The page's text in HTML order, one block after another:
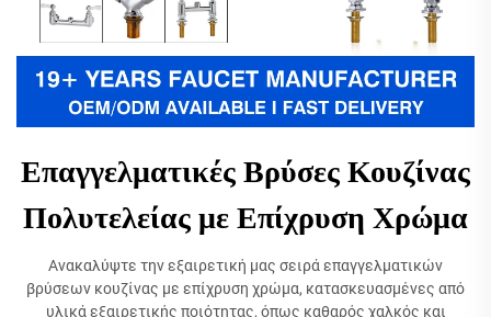
Επαγγελματικές Βρύσες Κουζίνας
Πολυτελείας με Επίχρυση Χρώμα
Ανακαλύψτε την εξαιρετική μας σειρά επαγγελματικών
βρύσεων κουζίνας με επίχρυση χρώμα, κατασκευασμένες από
υλικά εξαιρετικής ποιότητας, όπως καθαρός χαλκός και